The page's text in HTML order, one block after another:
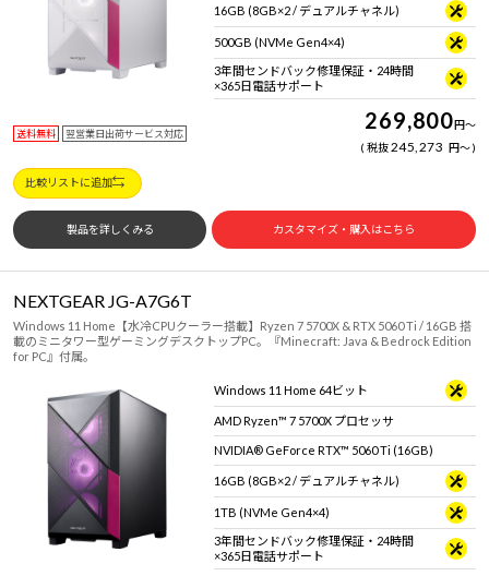
16GB (8GB×2 / デュアルチャネル)
500GB (NVMe Gen4×4)
3年間センドバック修理保証・24時間
×365日電話サポート
送料無料 翌営業日出荷サービス対応 269,800円～
税抜245,273 円～
比較リストに追加
製品を詳しくみる カスタマイズ・購入はこちら
NEXTGEAR JG-A7G6T
Windows 11 Home【水冷CPUクーラー搭載】Ryzen 7 5700X & RTX 5060 Ti / 16GB 搭
載のミニタワー型ゲーミングデスクトップPC。『Minecraft: Java & Bedrock Edition
for PC』付属。
Windows 11 Home 64ビット
AMD Ryzen™ 7 5700X プロセッサ
NVIDIA® GeForce RTX™ 5060 Ti (16GB)
16GB (8GB×2 / デュアルチャネル)
1TB (NVMe Gen4×4)
3年間センドバック修理保証・24時間
×365日電話サポート